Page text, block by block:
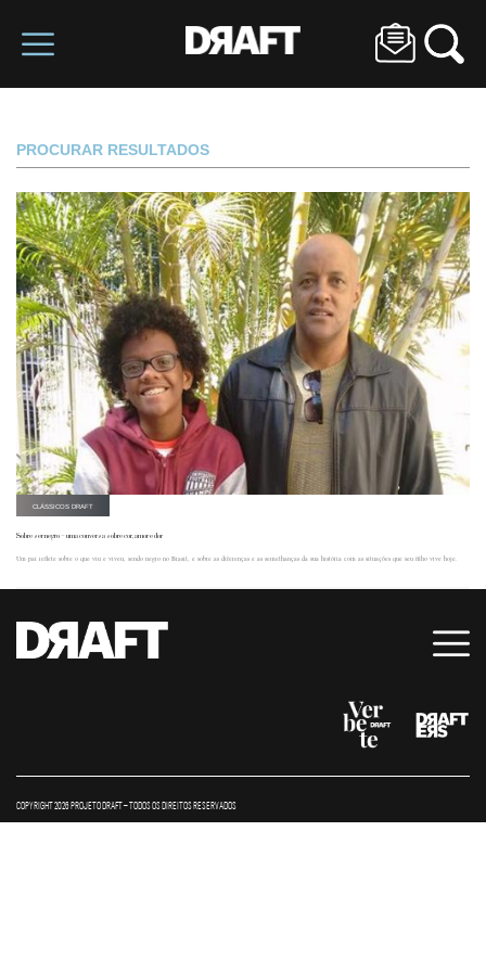
PROCURAR RESULTADOS
CLÁSSICOS DRAFT
Sobre ser negro – uma conversa sobre cor, amor e dor
Um pai reflete sobre o que viu e viveu, sendo negro no Brasil, e sobre as diferenças e as semelhanças da sua história com as situações que seu filho vive hoje.
COPYRIGHT 2026 PROJETO DRAFT – TODOS OS DIREITOS RESERVADOS